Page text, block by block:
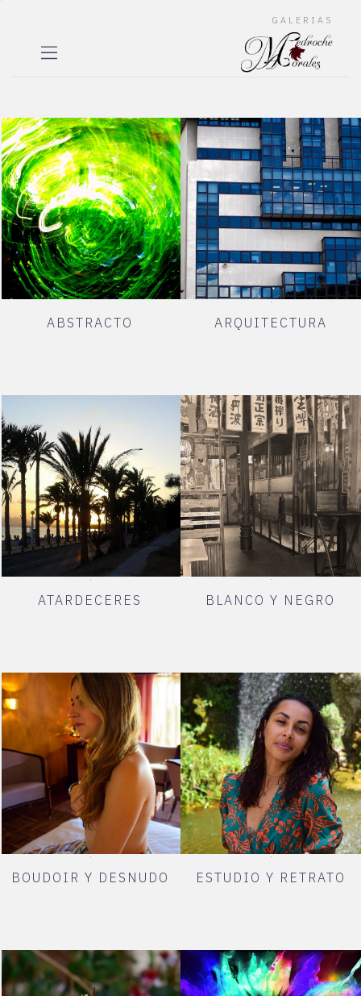
GALERIAS
ABSTRACTO ARQUITECTURA
ATARDECERES BLANCO Y NEGRO
BOUDOIR Y DESNUDO ESTUDIO Y RETRATO